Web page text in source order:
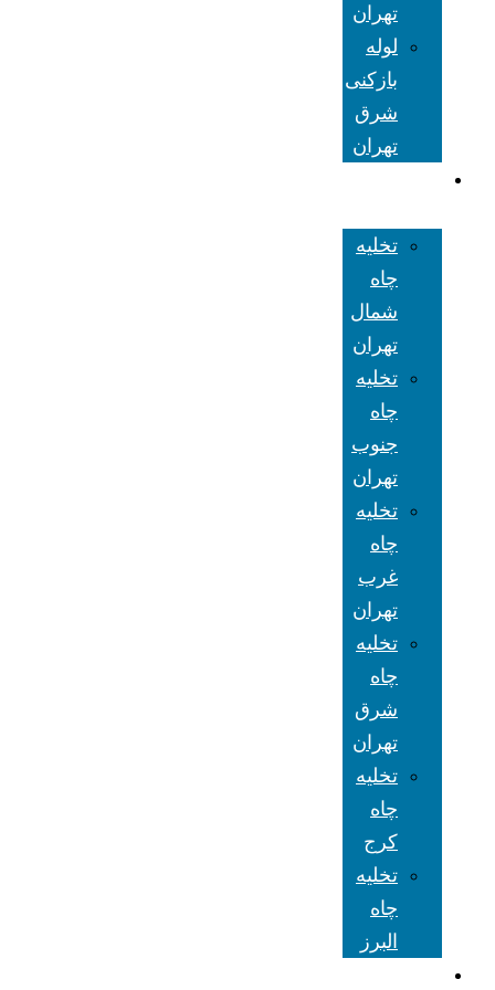
تهران
لوله
بازکنی
شرق
تهران
تخلیه
چاه
شمال
تهران
تخلیه
چاه
جنوب
تهران
تخلیه
چاه
غرب
تهران
تخلیه
چاه
شرق
تهران
تخلیه
چاه
کرج
تخلیه
چاه
البرز